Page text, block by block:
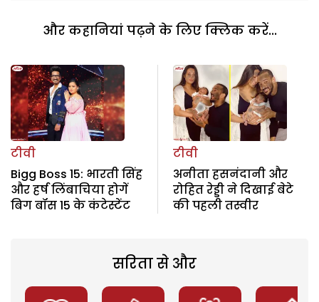
और कहानियां पढ़ने के लिए क्लिक करें...
टीवी
Bigg Boss 15: भारती सिंह
और हर्ष लिंबाचिया होगें
बिग बॉस 15 के कंटेस्टेंट
टीवी
अनीता हसनंदानी और
रोहित रेड्डी ने दिखाई बेटे
की पहली तस्वीर
सरिता से और